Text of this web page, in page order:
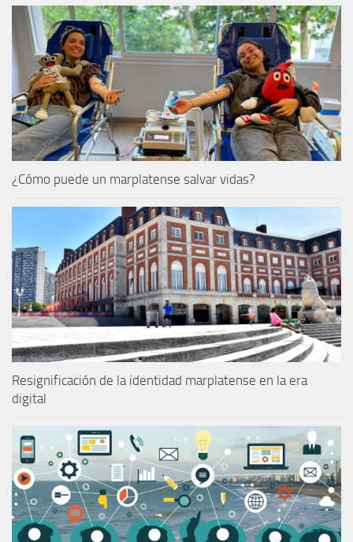
¿Cómo puede un marplatense salvar vidas?
Resignificación de la identidad marplatense en la era
digital